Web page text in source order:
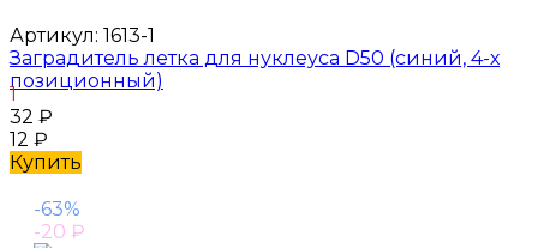
Артикул: 1613-1
Заградитель летка для нуклеуса D50 (синий, 4-х
позиционный)
1
32 ₽
12 ₽
Купить
-63%
-20 ₽